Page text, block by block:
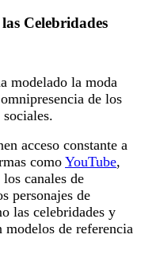
Celebridades
modelado la moda
de los
acceso constante a
como YouTube,
canales de
personajes de
las celebridades y
de referencia